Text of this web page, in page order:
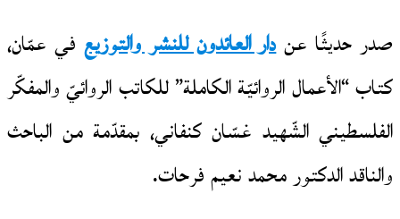
صدر حديثًا عندار العائدون للنشر والتوزيع في عمّان،
كتاب “الأعمال الروائيّة الكاملة” للكاتب الروائيّ والمفكّر
الفلسطيني الشّهيد غسّان كنفاني، بمقدّمة من الباحث
والناقد الدكتور محمد نعيم فرحات.